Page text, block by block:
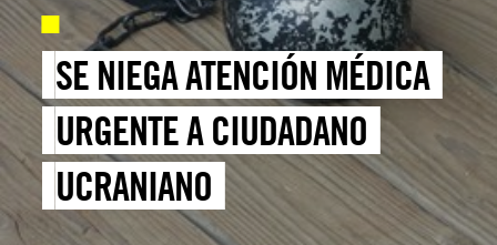
SE NIEGA ATENCIÓN MÉDICA
URGENTE A CIUDADANO
UCRANIANO